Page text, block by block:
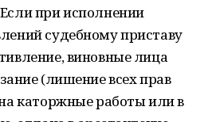
при исполнении
судебному приставу
виновные лица
(лишение всех прав
каторжные работы или в